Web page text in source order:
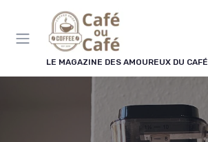
LE MAGAZINE DES AMOUREUX DU CAFÉ
Panneau de gestion des cookies